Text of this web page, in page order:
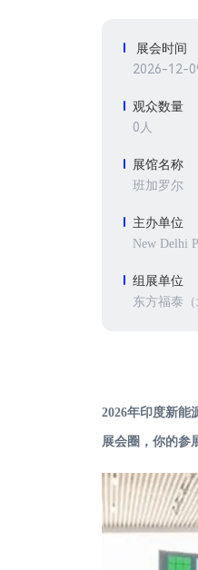
展会时间
2026-12-
观众数量
0人
展馆名称
班加罗尔
主办单位
New Delhi
组展单位
东方福泰
2026年印度新能
展会圈，你的参